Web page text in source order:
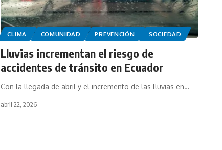
CLIMA COMUNIDAD PREVENCIÓN SOCIEDAD
Lluvias incrementan el riesgo de
accidentes de tránsito en Ecuador
Con la llegada de abril y el incremento de las lluvias en…
abril 22, 2026